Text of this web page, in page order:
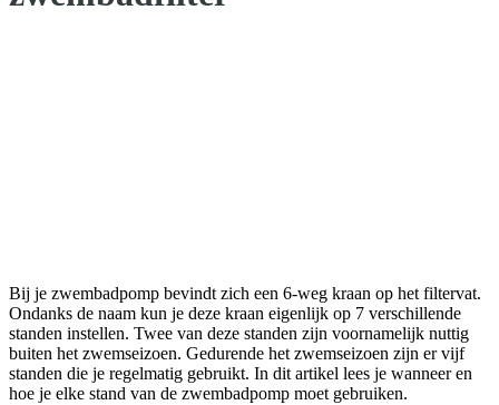
Bij je zwembadpomp bevindt zich een 6-weg kraan op het filtervat.
Ondanks de naam kun je deze kraan eigenlijk op 7 verschillende
standen instellen. Twee van deze standen zijn voornamelijk nuttig
buiten het zwemseizoen. Gedurende het zwemseizoen zijn er vijf
standen die je regelmatig gebruikt. In dit artikel lees je wanneer en
hoe je elke stand van de zwembadpomp moet gebruiken.